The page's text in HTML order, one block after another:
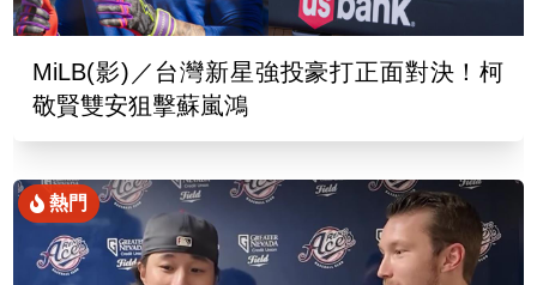
MiLB(影)／台灣新星強投豪打正面對決！柯
敬賢雙安狙擊蘇嵐鴻
熱門